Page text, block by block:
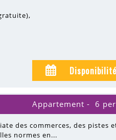
Appartement 6
des commerces, des pistes
normes en...